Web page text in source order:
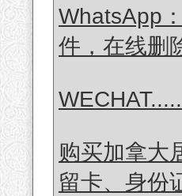
WhatsApp
件，在线删
购买加拿大
留卡、身份